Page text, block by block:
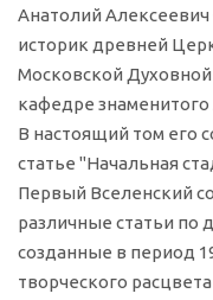
Анатолий
историк древней
Московской
кафедре
В настоящий том его
статье "Начальная
Первый Вселенский
различные статьи по
созданные в период
творческого